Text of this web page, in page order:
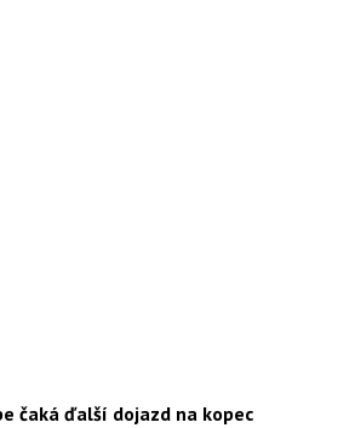
čaká ďalší dojazd na kopec